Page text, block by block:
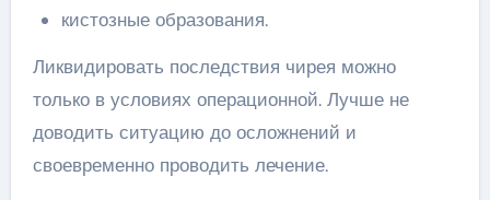
кистозные образования.
Ликвидировать последствия чирея можно
только в условиях операционной. Лучше не
доводить ситуацию до осложнений и
своевременно проводить лечение.